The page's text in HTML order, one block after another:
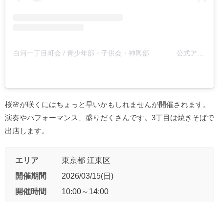
桜🌸が咲くにはちょっと早いかもしれませんが開催されます。
演奏やパフォーマンス、盛りだくさんです。3丁目は焼きそばで
出店します。
エリア
東京都 江東区
開催期間
2026/03/15(日)
開催時間
10:00～14:00